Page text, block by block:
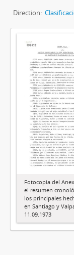
Direction:
Fotocopia del
el resumen
los principales
en Santiago y
11.09.1973